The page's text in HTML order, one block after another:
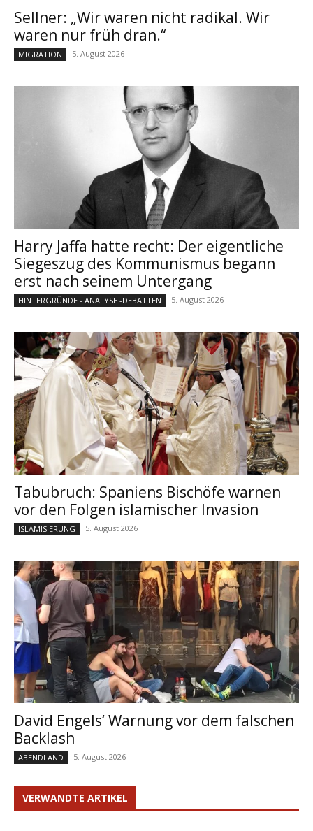
Sellner: „Wir waren nicht radikal. Wir
waren nur früh dran.“
MIGRATION 5. August 2026
Harry Jaffa hatte recht: Der eigentliche
Siegeszug des Kommunismus begann
erst nach seinem Untergang
HINTERGRÜNDE - ANALYSE -DEBATTEN 5. August 2026
Tabubruch: Spaniens Bischöfe warnen
vor den Folgen islamischer Invasion
ISLAMISIERUNG 5. August 2026
David Engels‘ Warnung vor dem falschen
Backlash
ABENDLAND 5. August 2026
VERWANDTE ARTIKEL